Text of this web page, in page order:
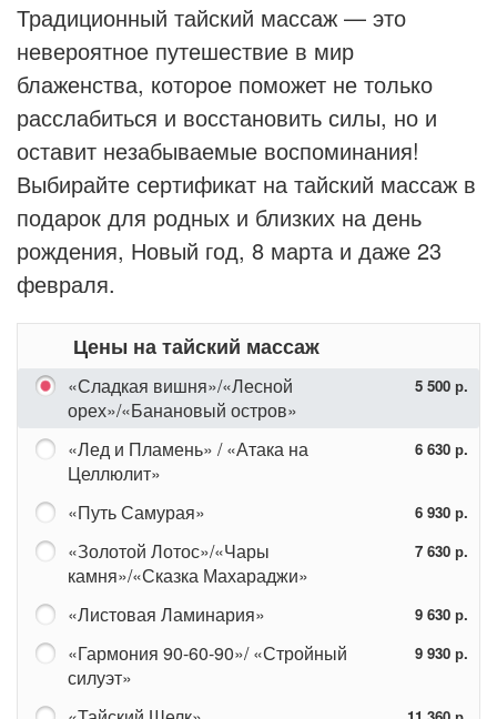
Традиционный тайский массаж — это
невероятное путешествие в мир
блаженства, которое поможет не только
расслабиться и восстановить силы, но и
оставит незабываемые воспоминания!
Выбирайте сертификат на тайский массаж в
подарок для родных и близких на день
рождения, Новый год, 8 марта и даже 23
февраля.
Цены на тайский массаж
«Сладкая вишня»/«Лесной
орех»/«Банановый остров»
5 500 р.
«Лед и Пламень» / «Атака на
Целлюлит»
6 630 р.
«Путь Самурая» 6 930 р.
«Золотой Лотос»/«Чары
камня»/«Сказка Махараджи»
7 630 р.
«Листовая Ламинария» 9 630 р.
«Гармония 90-60-90»/ «Стройный
силуэт»
9 930 р.